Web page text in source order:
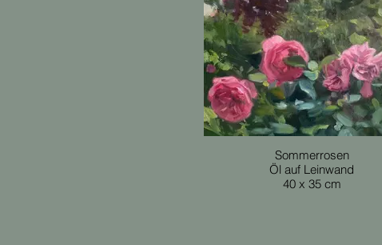
Sommerrosen
Öl auf Leinwand
40 x 35 cm